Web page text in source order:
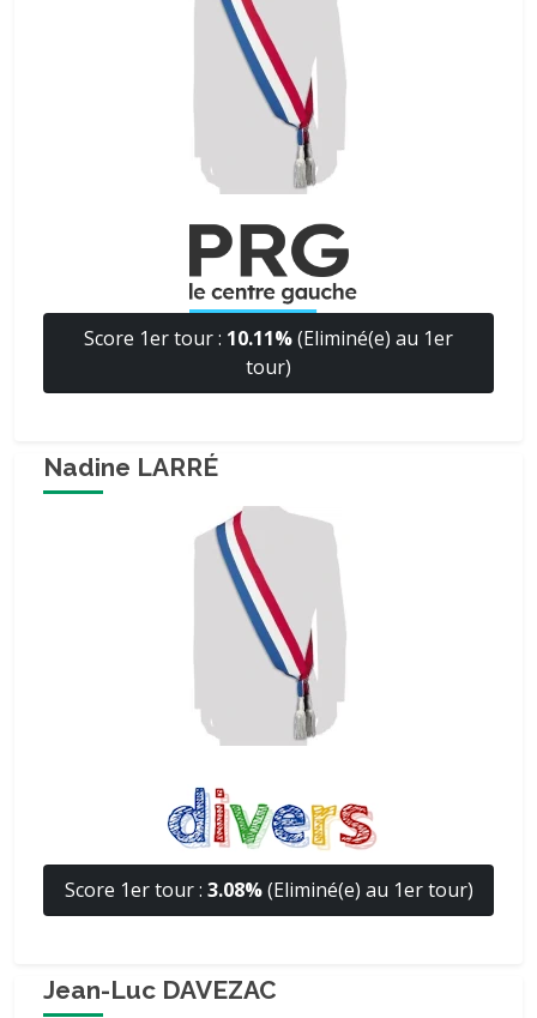
Score 1er tour : 10.11%(Eliminé(e) au 1er
tour)
Nadine LARRÉ
Score 1er tour : 3.08%(Eliminé(e) au 1er tour)
Jean-Luc DAVEZAC